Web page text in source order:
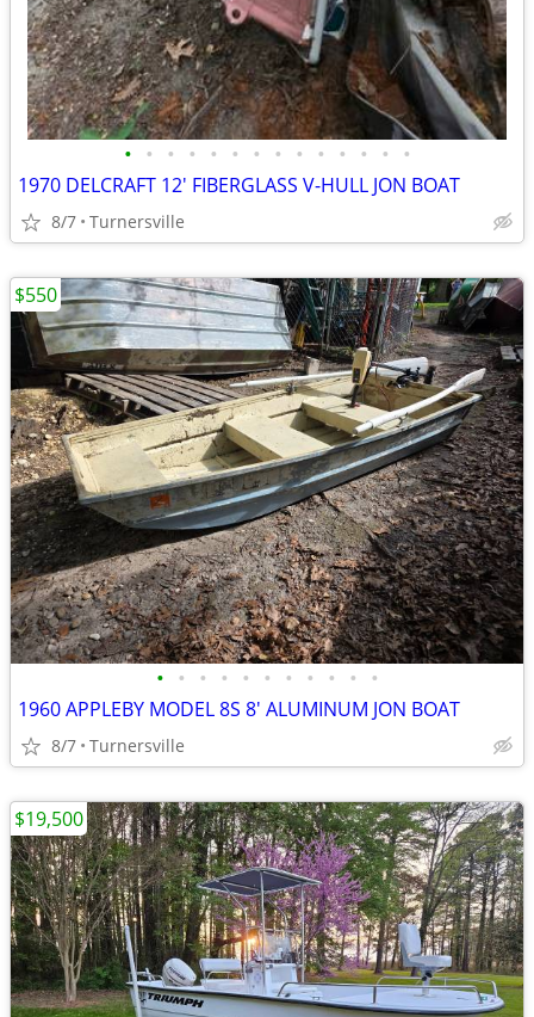
• • • • • • • • • • • • • •
1970 DELCRAFT 12' FIBERGLASS V-HULL JON BOAT
8/7 Turnersville
• • • • • • • • • • •
1960 APPLEBY MODEL 8S 8' ALUMINUM JON BOAT
8/7 Turnersville
$550
$19,500